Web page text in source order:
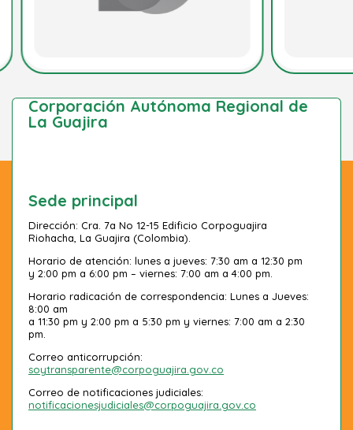
Corporación Autónoma Regional de
La Guajira
Sede principal
Dirección: Cra. 7a No 12-15 Edificio Corpoguajira
Riohacha, La Guajira (Colombia).
Horario de atención: lunes a jueves: 7:30 am a 12:30 pm
y 2:00 pm a 6:00 pm – viernes: 7:00 am a 4:00 pm.
Horario radicación de correspondencia: Lunes a Jueves:
8:00 am
a 11:30 pm y 2:00 pm a 5:30 pm y viernes: 7:00 am a 2:30
pm.
Correo anticorrupción:
soytransparente@corpoguajira.gov.co
Correo de notificaciones judiciales:
notificacionesjudiciales@corpoguajira.gov.co